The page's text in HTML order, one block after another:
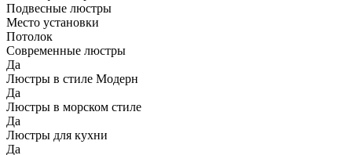
Подвесные люстры
Место установки
Потолок
Современные люстры
Да
Люстры в стиле Модерн
Да
Люстры в морском стиле
Да
Люстры для кухни
Да